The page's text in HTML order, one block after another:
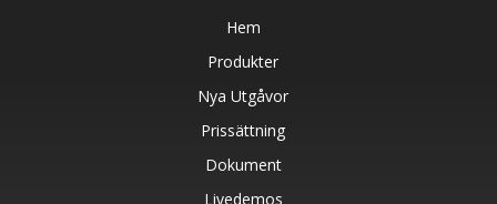
Hem
Produkter
Nya Utgåvor
Prissättning
Dokument
Livedemos